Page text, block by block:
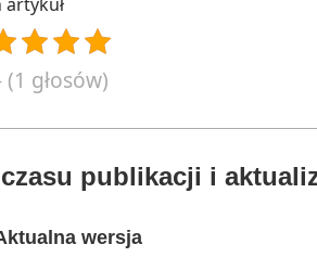
(1 głosów)
publikacji i
wersja